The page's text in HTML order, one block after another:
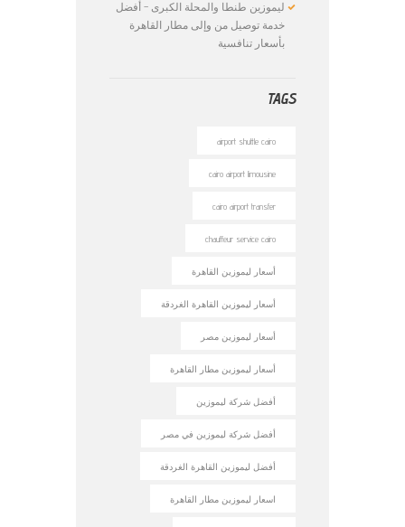
ليموزين طنطا والمحلة الكبرى – أفضل
خدمة توصيل من وإلى مطار القاهرة
بأسعار تنافسية
TAGS
airport shuttle cairo
cairo airport limousine
cairo airport transfer
chauffeur service cairo
أسعار ليموزين القاهرة
أسعار ليموزين القاهرة الغردقة
أسعار ليموزين مصر
أسعار ليموزين مطار القاهرة
أفضل شركة ليموزين
أفضل شركة ليموزين في مصر
أفضل ليموزين القاهرة الغردقة
اسعار ليموزين مطار القاهرة